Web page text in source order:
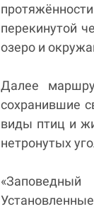
перекинутой
озеро и
Далее
сохранившие
виды птиц и
нетронутых